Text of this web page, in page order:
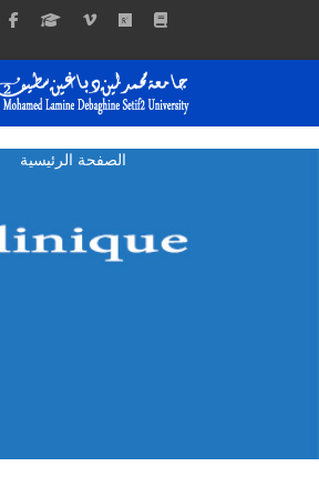
الصفحة الرئيسية